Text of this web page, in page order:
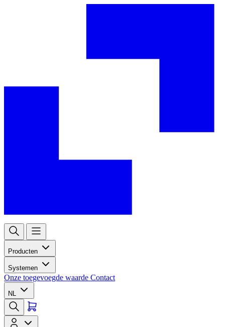
Producten
Systemen
Onze toegevoegde waarde Contact
NL